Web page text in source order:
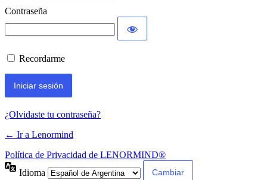
Contraseña
Recordarme
¿Olvidaste tu contraseña?
← Ir a Lenormind
Política de Privacidad de LENORMIND®
Idioma